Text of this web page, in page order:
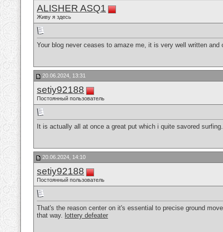
ALISHER ASQ1
Живу я здесь
Your blog never ceases to amaze me, it is very well written and
20.06.2024, 13:31
setiy92188
Постоянный пользователь
It is actually all at once a great put which i quite savored
20.06.2024, 14:10
setiy92188
Постоянный пользователь
That's the reason center on it's essential to precise ground
that way. lottery defeater